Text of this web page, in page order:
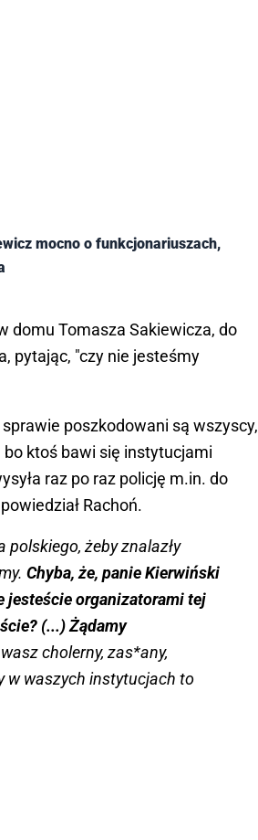
mocno o funkcjonariuszach,
domu Tomasza Sakiewicza, do
pytając, "czy nie jesteśmy
poszkodowani są wszyscy,
ktoś bawi się instytucjami
raz po raz policję m.in. do
Rachoń.
żeby znalazły
Chyba, że, panie Kierwiński
jesteście organizatorami tej
(...) Żądamy
cholerny, zas*any,
w waszych instytucjach to